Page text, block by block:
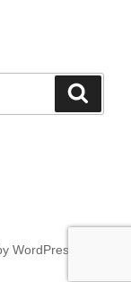
WordPress